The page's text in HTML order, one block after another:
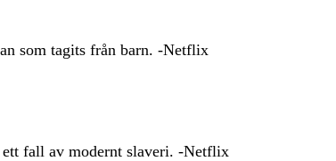
som tagits från barn. -Netflix
fall av modernt slaveri. -Netflix